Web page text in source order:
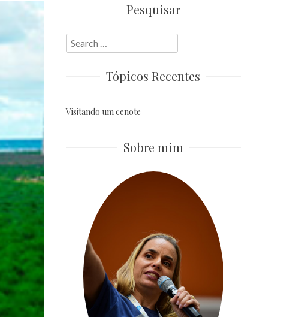
Pesquisar
Search
for:
Tópicos Recentes
Visitando um cenote
Sobre mim